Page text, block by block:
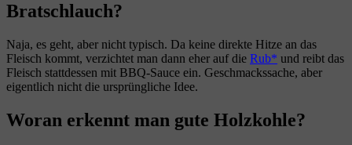
Bratschlauch?
Naja, es geht, aber nicht typisch. Da keine direkte Hitze an das
Fleisch kommt, verzichtet man dann eher auf die Rub
und reibt das
Fleisch stattdessen mit BBQ-Sauce ein. Geschmackssache, aber
eigentlich nicht die ursprüngliche Idee.
Woran erkennt man gute Holzkohle?